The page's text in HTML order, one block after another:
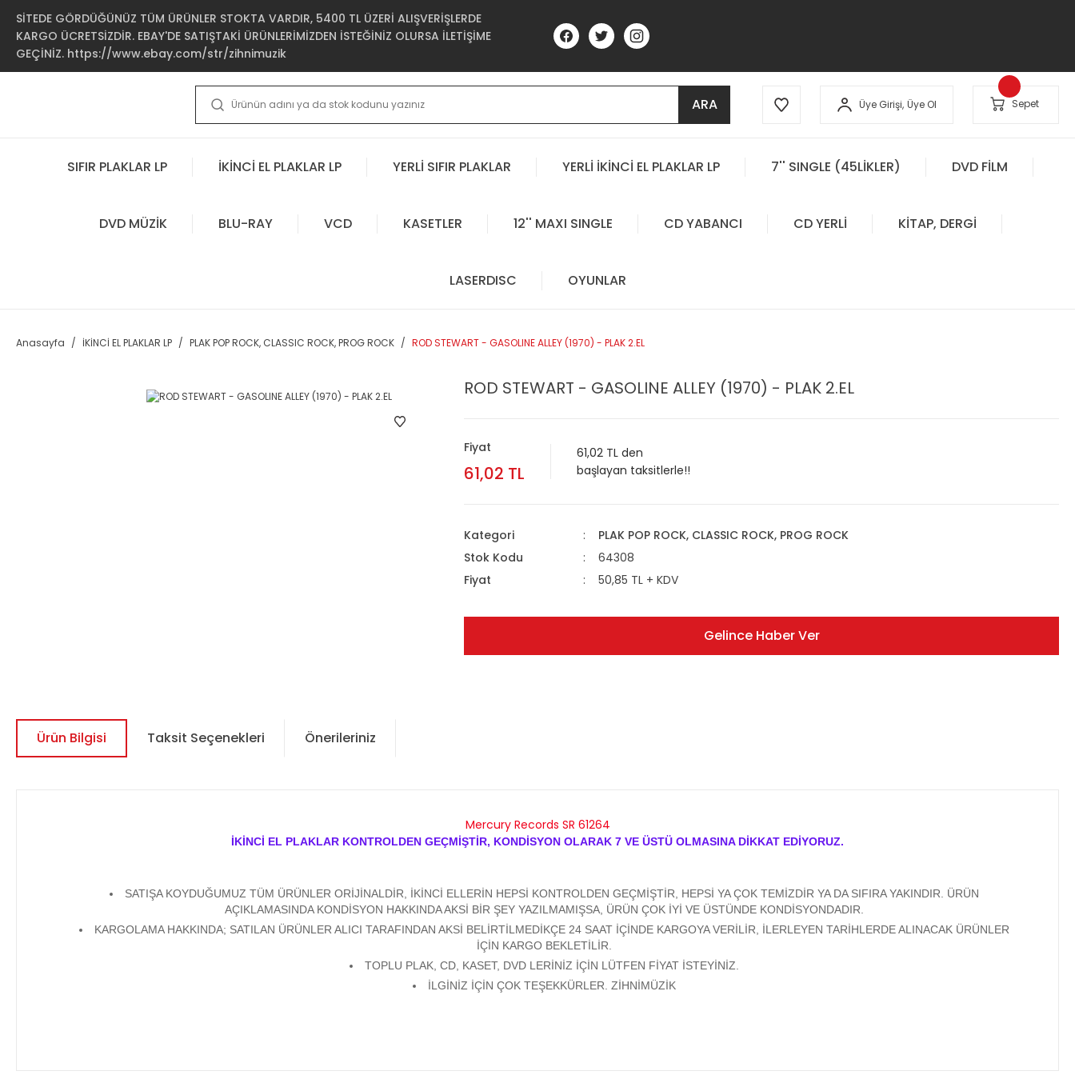
SİTEDE GÖRDÜĞÜNÜZ TÜM ÜRÜNLER STOKTA VARDIR, 5400 TL ÜZERİ ALIŞVERİŞLERDE
KARGO ÜCRETSİZDİR. EBAY'DE SATIŞTAKİ ÜRÜNLERİMİZDEN İSTEĞİNİZ OLURSA İLETİŞİME
GEÇİNİZ. https://www.ebay.com/str/zihnimuzik
ARA Üye Girişi, Üye Ol Sepet
SIFIR PLAKLAR LP İKİNCİ EL PLAKLAR LP YERLİ SIFIR PLAKLAR YERLİ İKİNCİ EL PLAKLAR LP 7'' SINGLE (45LİKLER) DVD FİLM
DVD MÜZİK BLU-RAY VCD KASETLER 12'' MAXI SINGLE CD YABANCI CD YERLİ KİTAP, DERGİ
LASERDISC OYUNLAR
Anasayfa İKİNCİ EL PLAKLAR LP PLAK POP ROCK, CLASSIC ROCK, PROG ROCK ROD STEWART - GASOLINE ALLEY (1970) - PLAK 2.EL
ROD STEWART - GASOLINE ALLEY (1970) - PLAK 2.EL
Fiyat
61,02 TL
61,02 TL den
başlayan taksitlerle!!
Kategori
PLAK POP ROCK, CLASSIC ROCK, PROG ROCK
Stok Kodu
64308
Fiyat
50,85 TL + KDV
Gelince Haber Ver
Ürün Bilgisi Taksit Seçenekleri Önerileriniz
Mercury Records SR 61264
İKİNCİ EL PLAKLAR KONTROLDEN GEÇMİŞTİR, KONDİSYON OLARAK 7 VE ÜSTÜ OLMASINA DİKKAT EDİYORUZ.
SATIŞA KOYDUĞUMUZ TÜM ÜRÜNLER ORİJİNALDİR, İKİNCİ ELLERİN HEPSİ KONTROLDEN GEÇMİŞTİR, HEPSİ YA ÇOK TEMİZDİR YA DA SIFIRA YAKINDIR. ÜRÜN
AÇIKLAMASINDA KONDİSYON HAKKINDA AKSİ BİR ŞEY YAZILMAMIŞSA, ÜRÜN ÇOK İYİ VE ÜSTÜNDE KONDİSYONDADIR.
KARGOLAMA HAKKINDA; SATILAN ÜRÜNLER ALICI TARAFINDAN AKSİ BELİRTİLMEDİKÇE 24 SAAT İÇİNDE KARGOYA VERİLİR, İLERLEYEN TARİHLERDE ALINACAK ÜRÜNLER
İÇİN KARGO BEKLETİLİR.
TOPLU PLAK, CD, KASET, DVD LERİNİZ İÇİN LÜTFEN FİYAT İSTEYİNİZ.
İLGİNİZ İÇİN ÇOK TEŞEKKÜRLER. ZİHNİMÜZİK